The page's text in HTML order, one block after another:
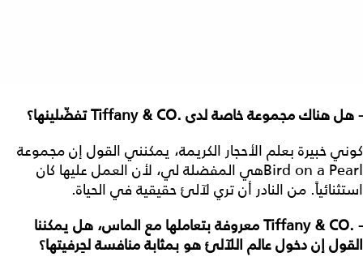
- هل هناك مجموعة خاصة لدى .Tiffany & CO تفضّلينها؟
كوني خبيرة بعلم الأحجار الكريمة، يمكنني القول إن مجموعة
Bird on a Pearlهي المفضلة لي، لأن العمل عليها كان
استثنائياً. من النادر أن تري لآلئ حقيقية في الحياة.
- .Tiffany & CO معروفة بتعاملها مع الماس، هل يمكننا
القول إن دخول عالم اللآلئ هو بمثابة منافسة لحِرفيتها؟